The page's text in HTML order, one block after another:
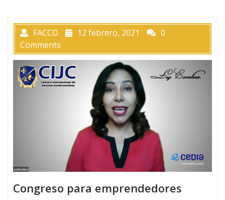
FACCO 12 febrero, 2021
0
Comments
Congreso para emprendedores